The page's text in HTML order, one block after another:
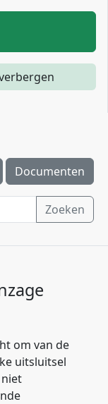
Documenten
Zoeken
om van de
uitsluitsel